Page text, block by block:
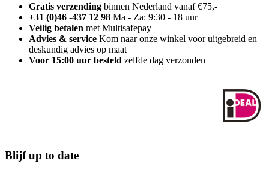
Gratis verzending binnen Nederland vanaf €75,-
+31 (0)46 -437 12 98 Ma - Za: 9:30 - 18 uur
Veilig betalen met Multisafepay
Advies & service Kom naar onze winkel voor uitgebreid en
deskundig advies op maat
Voor 15:00 uur besteld zelfde dag verzonden
Blijf up to date